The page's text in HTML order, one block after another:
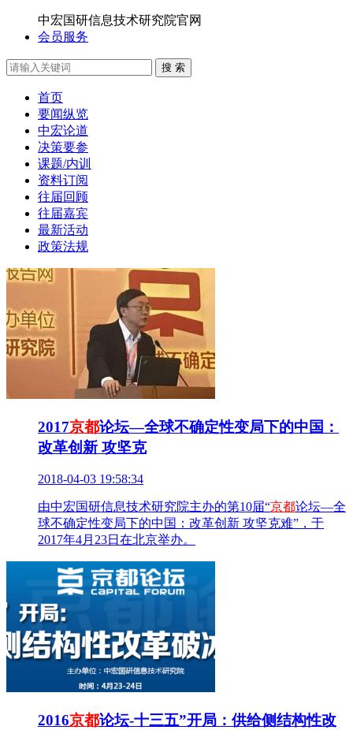
中宏国研信息技术研究院官网
会员服务
搜 索
首页
要闻纵览
中宏论道
决策要参
课题/内训
资料订阅
往届回顾
往届嘉宾
最新活动
政策法规
2017京都论坛—全球不确定性变局下的中国：
改革创新 攻坚克
2018-04-03 19:58:34
由中宏国研信息技术研究院主办的第10届“京都论坛—全
球不确定性变局下的中国：改革创新 攻坚克难”，于
2017年4月23日在北京举办。
2016京都论坛-十三五”开局：供给侧结构性改